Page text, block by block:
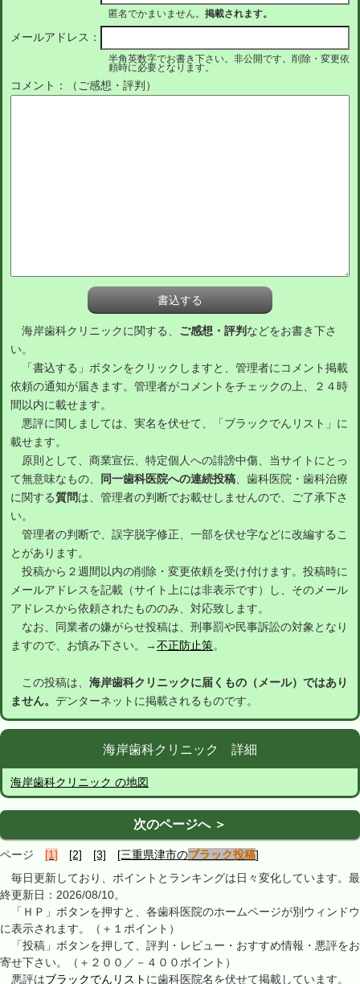
匿名でかまいません。 掲載されます。
メールアドレス：
半角英数字でお書き下さい。非公開です。削除・変更依
頼時に必要となります。
コメント：（ご感想・評判）
海岸歯科クリニックに関する、 ご感想・評判 などをお書き下さ
い。
「書込する」ボタンをクリックしますと、管理者にコメント掲載
依頼の通知が届きます。管理者がコメントをチェックの上、２４時
間以内に載せます。
悪評に関しましては、実名を伏せて、「ブラックでんリスト」に
載せます。
原則として、商業宣伝、特定個人への誹謗中傷、当サイトにとっ
て無意味なもの、
同一歯科医院への連続投稿、歯科医院・歯科治療
に関する質問は、管理者の判断でお載せしませんので、ご了承下さ
い。
管理者の判断で、誤字脱字修正、一部を伏せ字などに改編するこ
とがあります。
投稿から２週間以内の削除・変更依頼を受け付けます。投稿時に
メールアドレスを記載（サイト上には非表示です）し、そのメール
アドレスから依頼されたもののみ、対応致します。
なお、同業者の嫌がらせ投稿は、刑事罰や民事訴訟の対象となり
ますので、お慎み下さい。→不正防止策。
この投稿は、 海岸歯科クリニックに届くもの（メール）ではあり
ません。 デンターネットに掲載されるものです。
海岸歯科クリニック 詳細
海岸歯科クリニック の地図
次のページへ ＞
ページ [1] [2] [3] [三重県津市のブラック投稿]
毎日更新しており、ポイントとランキングは日々変化しています。最
終更新日：2026/08/10。
「ＨＰ」ボタンを押すと、各歯科医院のホームページが別ウィンドウ
に表示されます。（＋１ポイント）
「投稿」ボタンを押して、評判・レビュー・おすすめ情報・悪評をお
寄せ下さい。（＋２００／－４００ポイント）
悪評はブラックでんリスト に歯科医院名を伏せて掲載しています。